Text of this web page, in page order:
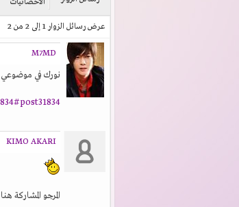
عرض رسائل الزوار 1 إلى 2 من2
M7MD
نورك في موضوعي
KIMO AKARI
المرجو المشاركة هنا